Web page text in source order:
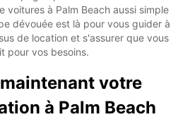
voitures à Palm Beach aussi simple
dévouée est là pour vous guider à
de location et s'assurer que vous
pour vos besoins.
votre
à Palm Beach